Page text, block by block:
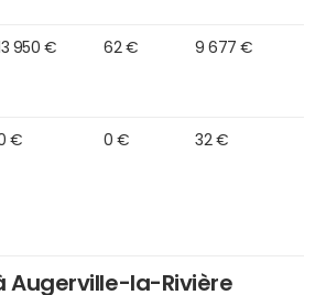
13 950 € 62 € 9 677 €
€ 0 € 32 €
Augerville-la-Rivière